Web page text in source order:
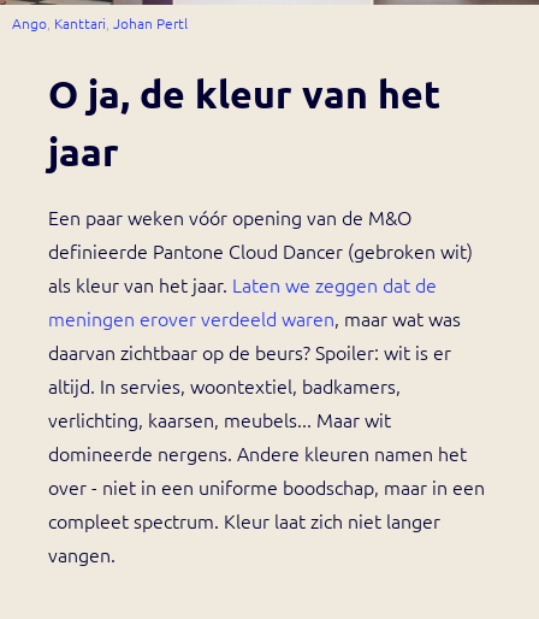
Ango Kanttari Johan Pertl
O ja, de kleur van het
jaar
Een paar weken vóór opening van de M&O
definieerde Pantone Cloud Dancer (gebroken wit)
als kleur van het jaar. Laten we zeggen dat de
meningen erover verdeeld waren, maar wat was
daarvan zichtbaar op de beurs? Spoiler: wit is er
altijd. In servies, woontextiel, badkamers,
verlichting, kaarsen, meubels... Maar wit
domineerde nergens. Andere kleuren namen het
over - niet in een uniforme boodschap, maar in een
compleet spectrum. Kleur laat zich niet langer
vangen.